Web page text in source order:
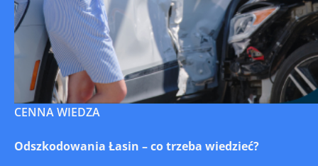
CENNA WIEDZA
Odszkodowania Łasin – co trzeba wiedzieć?